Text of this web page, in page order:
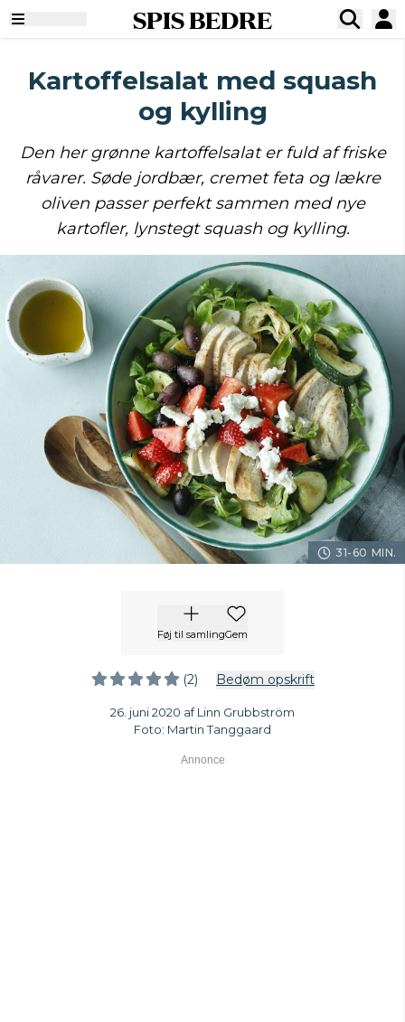
SPIS BEDRE
Kartoffelsalat med squash
og kylling
Den her grønne kartoffelsalat er fuld af friske
råvarer. Søde jordbær, cremet feta og lækre
oliven passer perfekt sammen med nye
kartofler, lynstegt squash og kylling.
31-60 MIN.
Føj til samlingGem
(2) Bedøm opskrift
26. juni 2020 af Linn Grubbström
Foto: Martin Tanggaard